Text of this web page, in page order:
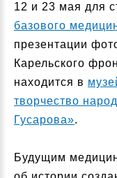
12 и 23 мая для
базового
презентации
Карельского
находится в
творчество
Гусарова».
Будущим